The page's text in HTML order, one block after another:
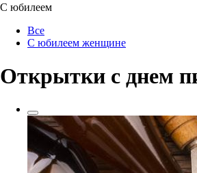
С юбилеем
Все
С юбилеем женщине
Открытки с днем